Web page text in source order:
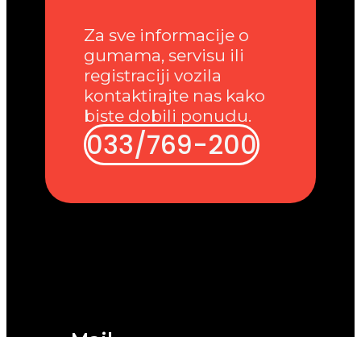
Za sve informacije o
gumama, servisu ili
registraciji vozila
kontaktirajte nas kako
biste dobili ponudu.
033/769-200